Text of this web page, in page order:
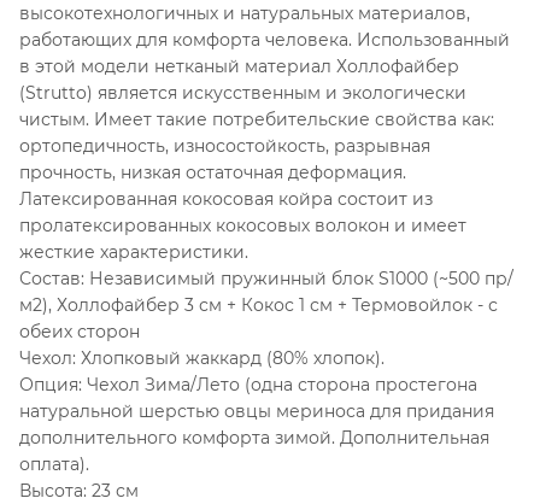
высокотехнологичных и натуральных материалов,
работающих для комфорта человека. Использованный
в этой модели нетканый материал Холлофайбер
(Strutto) является искусственным и экологически
чистым. Имеет такие потребительские свойства как:
ортопедичность, износостойкость, разрывная
прочность, низкая остаточная деформация.
Латексированная кокосовая койра состоит из
пролатексированных кокосовых волокон и имеет
жесткие характеристики.
Состав: Независимый пружинный блок S1000 (~500 пр/
м2), Холлофайбер 3 см + Кокос 1 см + Термовойлок - с
обеих сторон
Чехол: Хлопковый жаккард (80% хлопок).
Опция: Чехол Зима/Лето (одна сторона простегона
натуральной шерстью овцы мериноса для придания
дополнительного комфорта зимой. Дополнительная
оплата).
Высота: 23 см